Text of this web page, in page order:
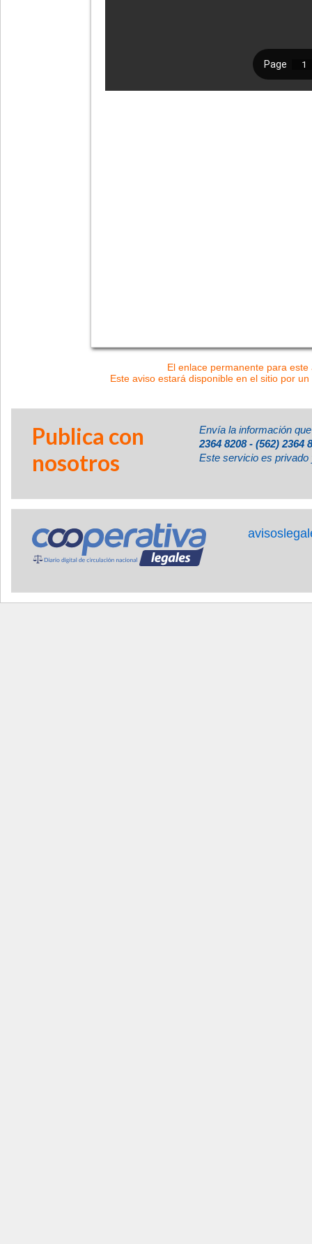
El enlace permanente para
Este aviso estará disponible en el sitio por
Publica con
nosotros
Envía la información
2364 8208 - (562) 2364
Este servicio es privado